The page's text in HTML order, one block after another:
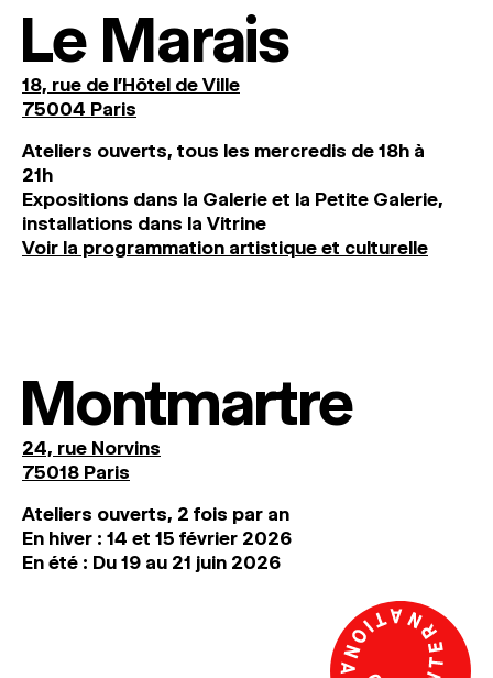
Le Marais
18, rue de l'Hôtel de Ville
75004 Paris
Ateliers ouverts, tous les mercredis de 18h à
21h
Expositions dans la Galerie et la Petite Galerie,
installations dans la Vitrine
Voir la programmation artistique et culturelle
Montmartre
24, rue Norvins
75018 Paris
Ateliers ouverts, 2 fois par an
En hiver : 14 et 15 février 2026
En été : Du 19 au 21 juin 2026